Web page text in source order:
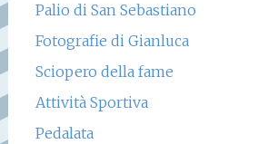
Palio di San Sebastiano
Fotografie di Gianluca
Sciopero della fame
Attività Sportiva
Pedalata